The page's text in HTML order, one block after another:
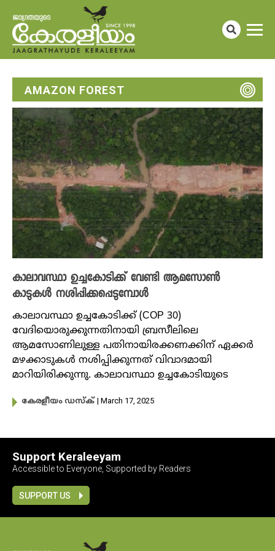
AMAZON FOREST
കാലാവസ്ഥാ ഉച്ചകോടിക്ക് വേണ്ടി ആമസോൺ
കാടുകൾ നശിപ്പിക്കപ്പെടുമ്പോൾ
കാലാവസ്ഥാ ഉച്ചകോടിക്ക് (COP 30)
വേദിയൊരുക്കുന്നതിനായി ബ്രസീലിലെ
ആമസോണിലുള്ള പതിനായിരക്കണക്കിന് ഏക്കർ
മഴക്കാടുകൾ നശിപ്പിക്കുന്നത് വിവാദമായി
മാറിയിരിക്കുന്നു. കാലാവസ്ഥാ ഉച്ചകോടിയുടെ
കേരളീയം ഡസ്ക് | March 17, 2025
Support Keraleeyam
Accessible to Everyone, Supported by Readers
SUPPORT US